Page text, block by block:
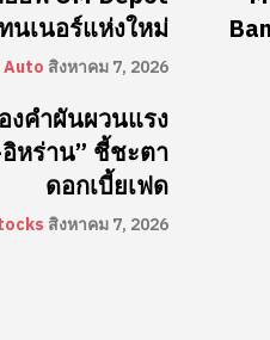
นเนอร์แห่งใหม่
Auto สิงหาคม 7, 2026
งคำผันผวนแรง
หร่าน” ชี้ชะตา
ดอกเบี้ยเฟด
สิงหาคม 7, 2026